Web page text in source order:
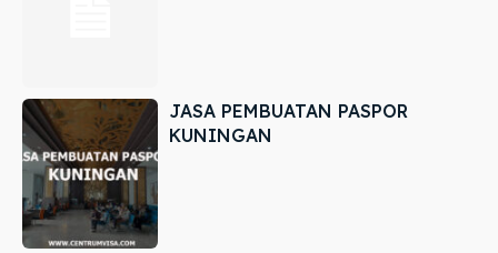
JASA PEMBUATAN PASPOR
KUNINGAN